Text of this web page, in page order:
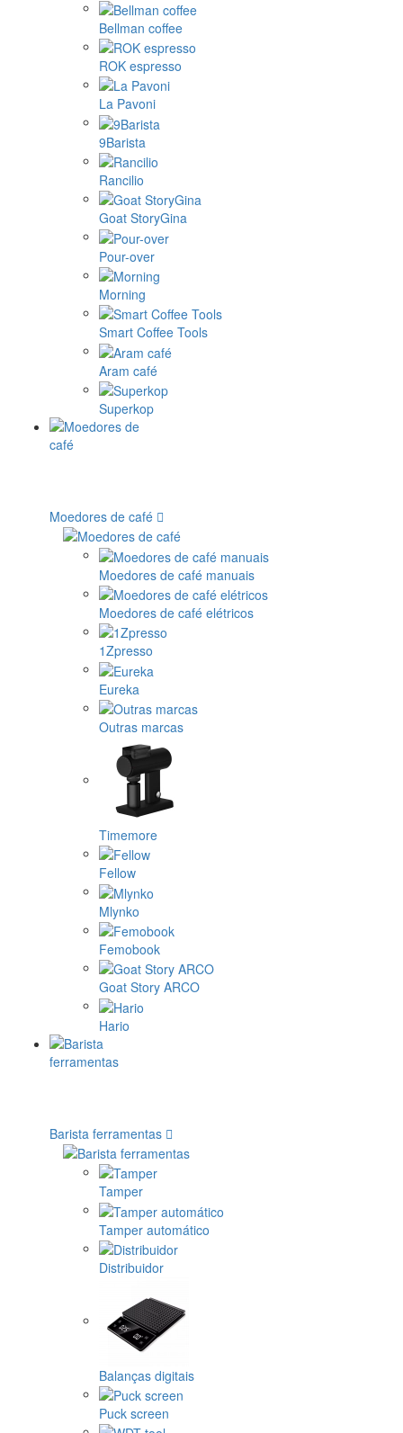
Bellman coffee
ROK espresso
La Pavoni
9Barista
Rancilio
Goat StoryGina
Pour-over
Morning
Smart Coffee Tools
Aram café
Superkop
Moedores de café
Moedores de café manuais
Moedores de café elétricos
1Zpresso
Eureka
Outras marcas
Timemore
Fellow
Mlynko
Femobook
Goat Story ARCO
Hario
Barista ferramentas
Tamper
Tamper automático
Distribuidor
Balanças digitais
Puck screen